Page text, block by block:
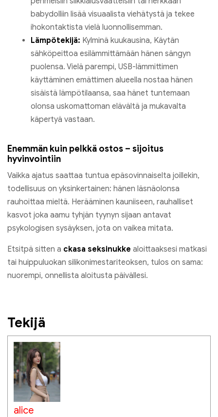
babydolliin lisää visuaalista viehätystä ja tekee
ihokontaktista vielä luonnollisemman.
Lämpötekijä: Kylminä kuukausina, Käytän
sähköpeittoa esilämmittämään hänen sängyn
puolensa. Vielä parempi, USB-lämmittimen
käyttäminen emättimen alueella nostaa hänen
sisäistä lämpötilaansa, saa hänet tuntemaan
olonsa uskomattoman elävältä ja mukavalta
käpertyä vastaan.
Enemmän kuin pelkkä ostos – sijoitus
hyvinvointiin
Vaikka ajatus saattaa tuntua epäsovinnaiselta joillekin,
todellisuus on yksinkertainen: hänen läsnäolonsa
rauhoittaa mieltä. Herääminen kauniiseen, rauhalliset
kasvot joka aamu tyhjän tyynyn sijaan antavat
psykologisen sysäyksen, jota on vaikea mitata.
Etsitpä sitten a ckasa seksinukke aloittaaksesi matkasi
tai huippuluokan silikonimestariteoksen, tulos on sama:
nuorempi, onnellista aloitusta päivällesi.
Tekijä
alice